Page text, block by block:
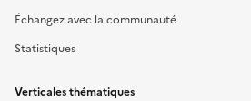
Échangez avec la communauté
Statistiques
Verticales thématiques